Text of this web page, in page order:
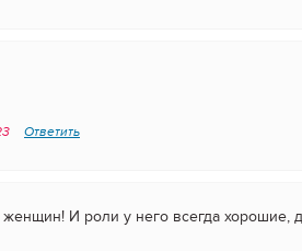
Ответить
И роли у него всегда хорошие,